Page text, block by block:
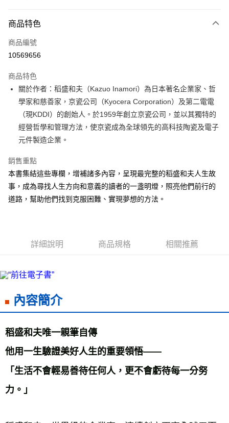
信用卡一次付款
超商取貨付款
Apple Pay
街口支付
悠遊付
ATM付款
全家取貨付款
每筆NT$50，滿NT$499(含以上)免運費
7-11取貨付款
每筆NT$60，滿NT$799(含以上)免運費
宅配
每筆NT$70，滿NT$799(含以上)免運費
離島宅配
商品特色
商品編號
10569656
商品特色
關於作者：稻盛和夫（Kazuo Inamori）為日本著名企業家、哲
學家和慈善家，京瓷公司（Kyocera Corporation）及第二電電
（現KDDI）的創始人。於1959年創立京瓷公司，並以其獨特的
經營哲學和管理方法，使京瓷成為全球領先的高科技陶瓷及電子
元件製造企業。
銷售重點
本書集結這些專欄，增補諸多內容，呈現最完整的稻盛和夫人生故
事，成為尋找人生方向和意義的讀者的一盞明燈，照亮他們前行的
道路，幫助他們找到克服困難、實現夢想的方法。
詳細說明 商品規格 相關推薦
內容簡介
稻盛和夫唯一親筆自傳
他用一生驗證美好人生的重要領悟——
「生活不會輕易善待任何人，更不會虧待每一分努
力。」